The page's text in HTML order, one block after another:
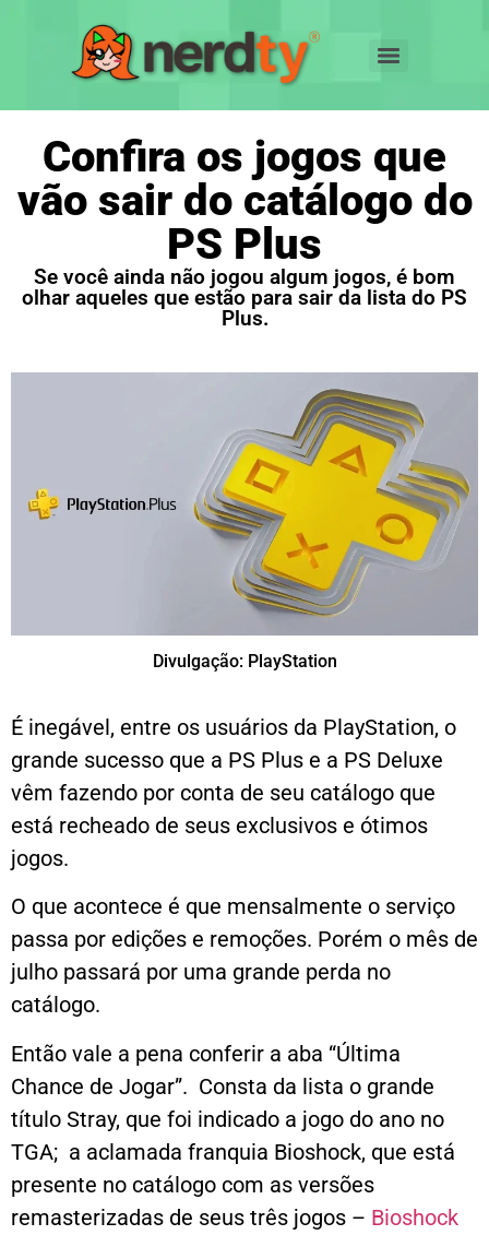
Confira os jogos que
vão sair do catálogo do
PS Plus
Se você ainda não jogou algum jogos, é bom
olhar aqueles que estão para sair da lista do PS
Plus.
Divulgação: PlayStation
É inegável, entre os usuários da PlayStation, o
grande sucesso que a PS Plus e a PS Deluxe
vêm fazendo por conta de seu catálogo que
está recheado de seus exclusivos e ótimos
jogos.
O que acontece é que mensalmente o serviço
passa por edições e remoções. Porém o mês de
julho passará por uma grande perda no
catálogo.
Então vale a pena conferir a aba “Última
Chance de Jogar”. Consta da lista o grande
título Stray, que foi indicado a jogo do ano no
TGA; a aclamada franquia Bioshock, que está
presente no catálogo com as versões
remasterizadas de seus três jogos – Bioshock